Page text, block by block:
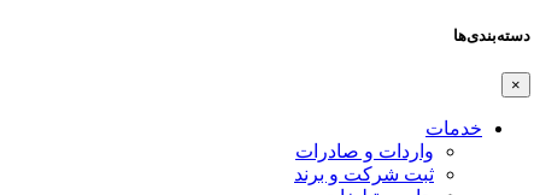
دسته‌بندی‌ها
×
خدمات
واردات و صادرات
ثبت شرکت و برند